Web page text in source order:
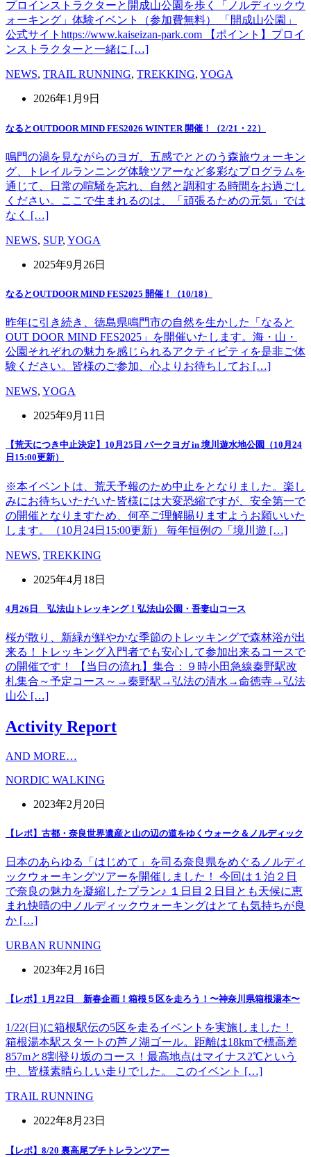
プロインストラクターと開成山公園を歩く「ノルディックウ
ォーキング」体験イベント（参加費無料） 「開成山公園」
公式サイトhttps://www.kaiseizan-park.com 【ポイント】プロイ
ンストラクターと一緒に […]
NEWS, TRAIL RUNNING, TREKKING, YOGA
2026年1月9日
なるとOUTDOOR MIND FES2026 WINTER 開催！（2/21・22）
鳴門の渦を見ながらのヨガ、五感でととのう森旅ウォーキン
グ、トレイルランニング体験ツアーなど多彩なプログラムを
通じて、日常の喧騒を忘れ、自然と調和する時間をお過ごし
ください。ここで生まれるのは、「頑張るための元気」では
なく […]
NEWS, SUP, YOGA
2025年9月26日
なるとOUTDOOR MIND FES2025 開催！（10/18）
昨年に引き続き、徳島県鳴門市の自然を生かした「なると
OUT DOOR MIND FES2025」を開催いたします。海・山・
公園それぞれの魅力を感じられるアクティビティを是非ご体
験ください。皆様のご参加、心よりお待ちしてお […]
NEWS, YOGA
2025年9月11日
【荒天につき中止決定】10月25日 パークヨガ in 境川遊水地公園（10月24
日15:00更新）
※本イベントは、荒天予報のため中止をとなりました。楽し
みにお待ちいただいた皆様には大変恐縮ですが、安全第一で
の開催となりますため、何卒ご理解賜りますようお願いいた
します。（10月24日15:00更新） 毎年恒例の「境川遊 […]
NEWS, TREKKING
2025年4月18日
4月26日 弘法山トレッキング！弘法山公園・吾妻山コース
桜が散り、新緑が鮮やかな季節のトレッキングで森林浴が出
来る！トレッキング入門者でも安心して参加出来るコースで
の開催です！ 【当日の流れ】集合：９時小田急線秦野駅改
札集合～予定コース～→秦野駅→弘法の清水→命徳寺→弘法
山公 […]
Activity Report
AND MORE…
NORDIC WALKING
2023年2月20日
【レポ】古都・奈良世界遺産と山の辺の道をゆくウォーク＆ノルディック
日本のあらゆる「はじめて」を司る奈良県をめぐるノルディ
ックウォーキングツアーを開催しました！ 今回は１泊２日
で奈良の魅力を凝縮したプラン♪ １日目２日目とも天候に恵
まれ快晴の中ノルディックウォーキングはとても気持ちが良
か […]
URBAN RUNNING
2023年2月16日
【レポ】1月22日 新春企画！箱根５区を走ろう！〜神奈川県箱根湯本〜
1/22(日)に箱根駅伝の5区を走るイベントを実施しました！
箱根湯本駅スタートの芦ノ湖ゴール。距離は18kmで標高差
857mと8割登り坂のコース！最高地点はマイナス2℃という
中、皆様素晴らしい走りでした。 このイベント […]
TRAIL RUNNING
2022年8月23日
【レポ】8/20 裏高尾プチトレランツアー